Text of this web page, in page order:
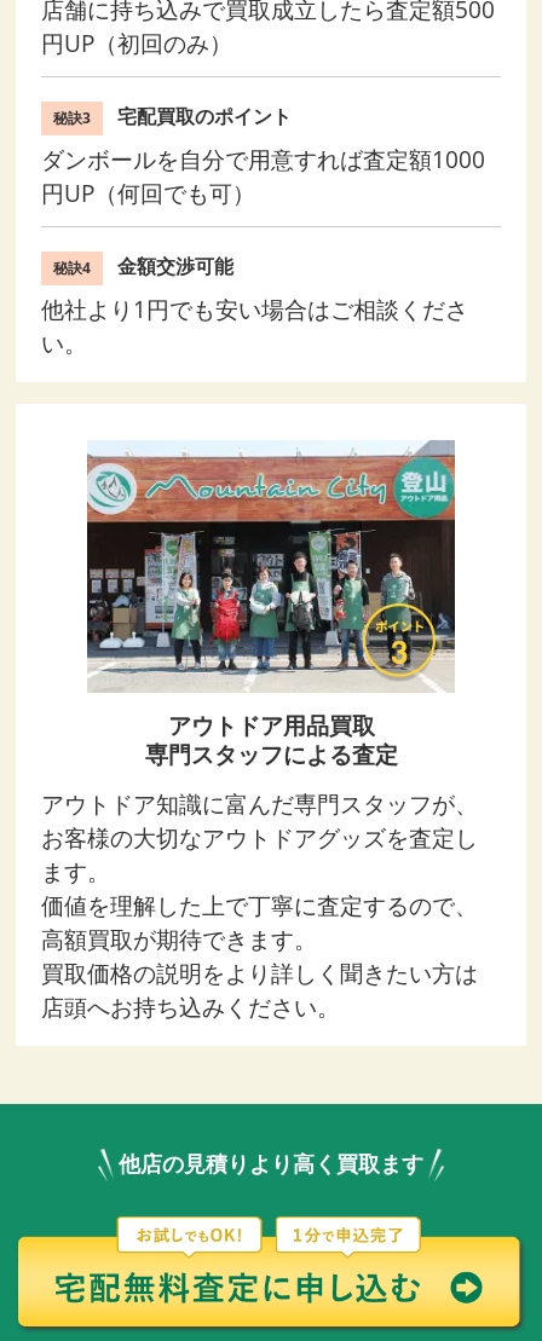
店舗に持ち込みで買取成立したら査定額500
円UP（初回のみ）
秘訣3 宅配買取のポイント
ダンボールを自分で用意すれば査定額1000
円UP（何回でも可）
秘訣4 金額交渉可能
他社より1円でも安い場合はご相談くださ
い。
アウトドア用品買取
専門スタッフによる査定
アウトドア知識に富んだ専門スタッフが、
お客様の大切なアウトドアグッズを査定し
ます。
価値を理解した上で丁寧に査定するので、
高額買取が期待できます。
買取価格の説明をより詳しく聞きたい方は
店頭へお持ち込みください。
他店の見積りより高く買取ます